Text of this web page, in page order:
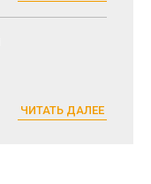
ЧИТАТЬ ДАЛЕЕ